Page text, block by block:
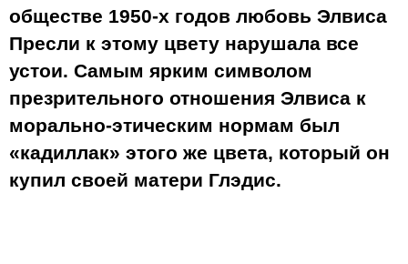
обществе 1950-х годов любовь Элвиса
Пресли к этому цвету нарушала все
устои. Самым ярким символом
презрительного отношения Элвиса к
морально-этическим нормам был
«кадиллак» этого же цвета, который он
купил своей матери Глэдис.